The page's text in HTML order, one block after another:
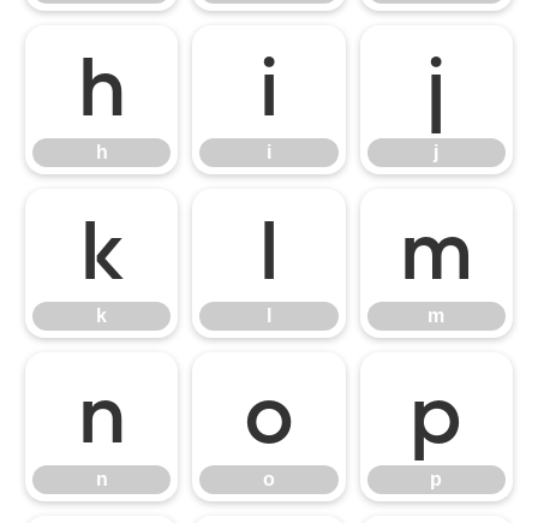
h
h
i
i
j
j
k
k
l m
m
n
n
o
o
p
p